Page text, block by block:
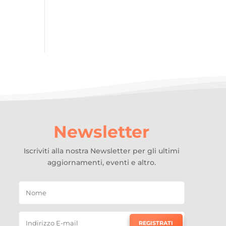
Newsletter
Iscriviti alla nostra Newsletter per gli ultimi
aggiornamenti, eventi e altro.
REGISTRATI